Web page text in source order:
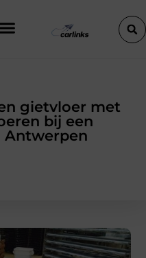
vervangen?
gietvloer met
bij een
Antwerpen